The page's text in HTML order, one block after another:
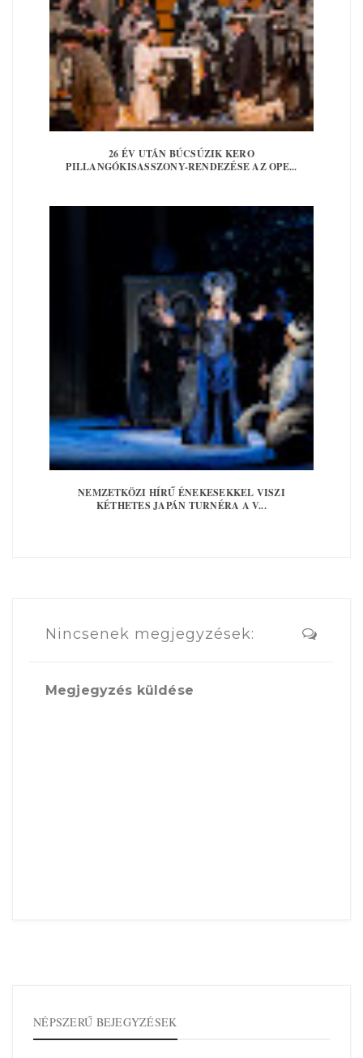
26 ÉV UTÁN BÚCSÚZIK KERO
PILLANGÓKISASSZONY-RENDEZÉSE AZ OPE...
NEMZETKÖZI HÍRŰ ÉNEKESEKKEL VISZI
KÉTHETES JAPÁN TURNÉRA A V...
Nincsenek megjegyzések:
Megjegyzés küldése
NÉPSZERŰ BEJEGYZÉSEK